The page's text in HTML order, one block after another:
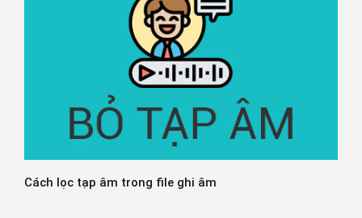
Cách lọc tạp âm trong file ghi âm